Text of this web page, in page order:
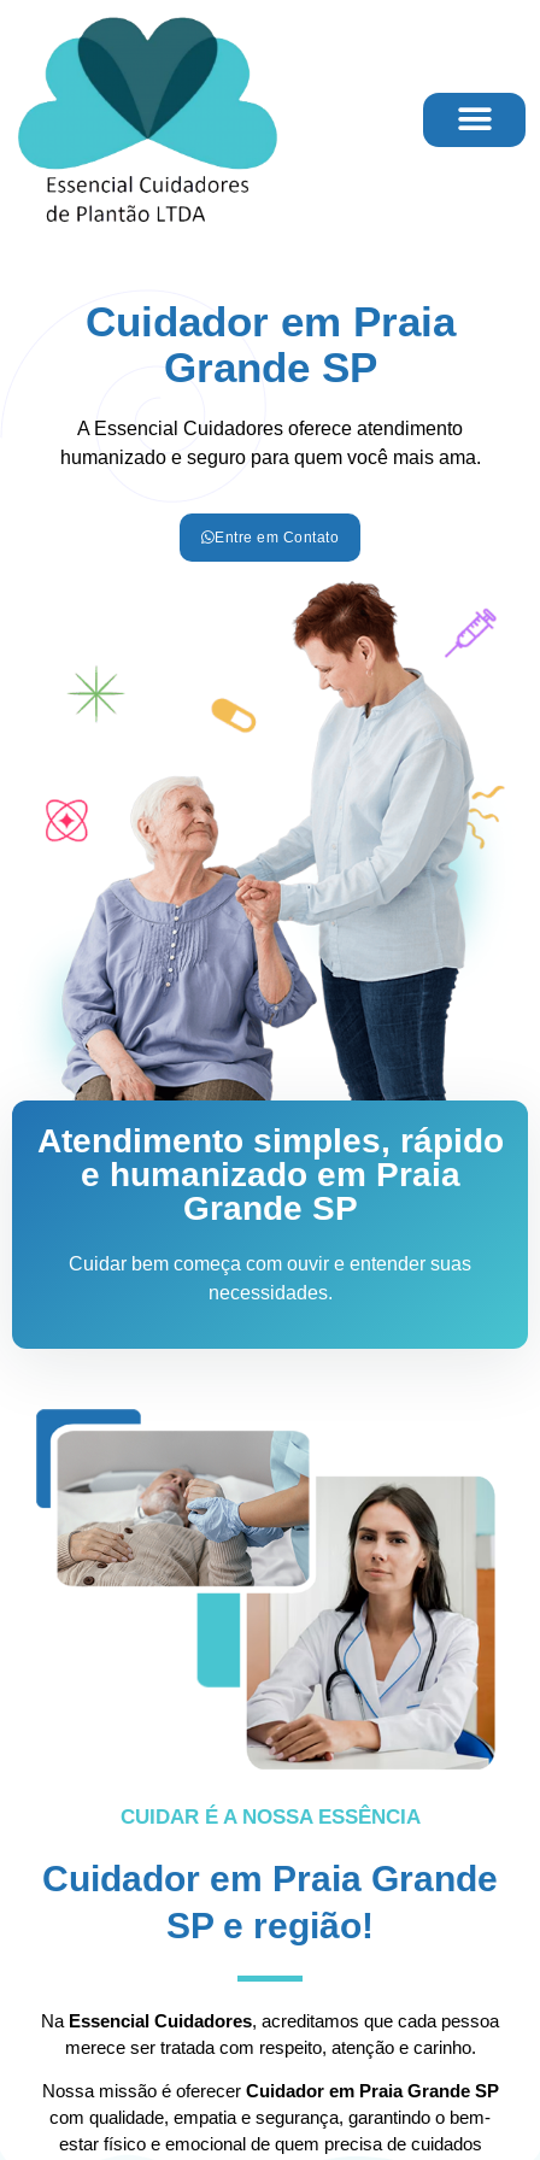
Cuidador em Praia
Grande SP
A Essencial Cuidadores oferece atendimento
humanizado e seguro para quem você mais ama.
Entre em Contato
Atendimento simples, rápido
e humanizado em Praia
Grande SP
Cuidar bem começa com ouvir e entender suas
necessidades.
CUIDAR É A NOSSA ESSÊNCIA
Cuidador em Praia Grande
SP e região!
Na Essencial Cuidadores, acreditamos que cada pessoa
merece ser tratada com respeito, atenção e carinho.
Nossa missão é oferecer Cuidador em Praia Grande SP
com qualidade, empatia e segurança, garantindo o bem-
estar físico e emocional de quem precisa de cuidados